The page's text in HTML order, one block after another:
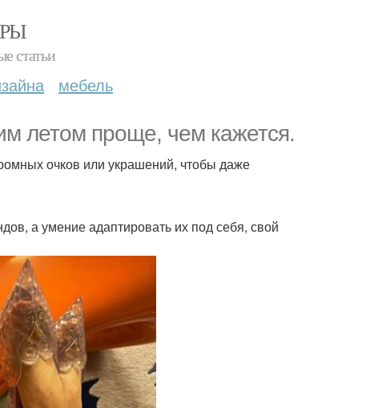
статьи
мебель
летом проще, чем кажется.
очков или украшений, чтобы даже
а умение адаптировать их под себя, свой